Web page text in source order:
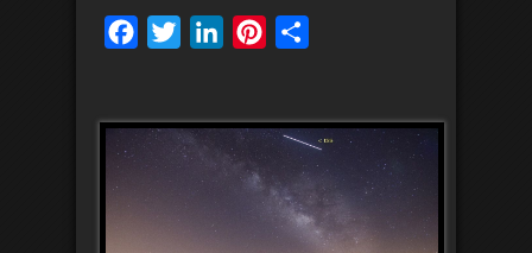
Facebook
Twitter LinkedInPinterest